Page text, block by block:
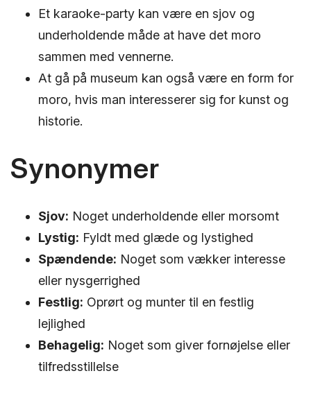
Et karaoke-party kan være en sjov og
underholdende måde at have det moro
sammen med vennerne.
At gå på museum kan også være en form for
moro, hvis man interesserer sig for kunst og
historie.
Synonymer
Sjov: Noget underholdende eller morsomt
Lystig: Fyldt med glæde og lystighed
Spændende: Noget som vækker interesse
eller nysgerrighed
Festlig: Oprørt og munter til en festlig
lejlighed
Behagelig: Noget som giver fornøjelse eller
tilfredsstillelse